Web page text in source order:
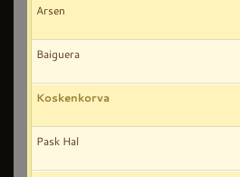
Arsen
Baiguera
Koskenkorva
Pask Hal